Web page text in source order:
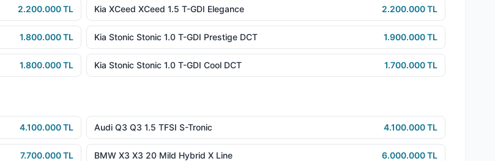
2.200.000 TL Kia XCeed XCeed 1.5 T-GDI Elegance 2.200.000 TL
1.800.000 TL Kia Stonic Stonic 1.0 T-GDI Prestige DCT 1.900.000 TL
1.800.000 TL Kia Stonic Stonic 1.0 T-GDI Cool DCT 1.700.000 TL
4.100.000 TL Audi Q3 Q3 1.5 TFSI S-Tronic 4.100.000 TL
7.700.000 TL BMW X3 X3 20 Mild Hybrid X Line 6.000.000 TL